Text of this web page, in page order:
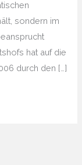
sondern im
hat auf die
durch den […]